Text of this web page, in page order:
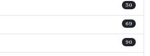
50
69
90